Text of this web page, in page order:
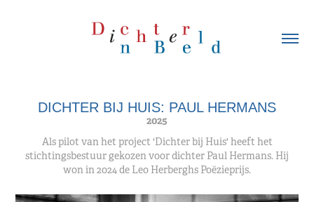
DICHTER BIJ HUIS: PAUL HERMANS
2025
Als pilot van het project 'Dichter bij Huis' heeft het
stichtingsbestuur gekozen voor dichter Paul Hermans. Hij
won in 2024 de Leo Herberghs Poëzieprijs.